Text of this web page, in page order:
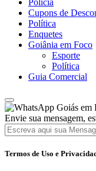
Polícia
Cupons de
Política
Enquetes
Goiânia em Foco
Esporte
Política
Guia Comercial
Goiás em
Envie sua mensagem,
Termos de Uso e